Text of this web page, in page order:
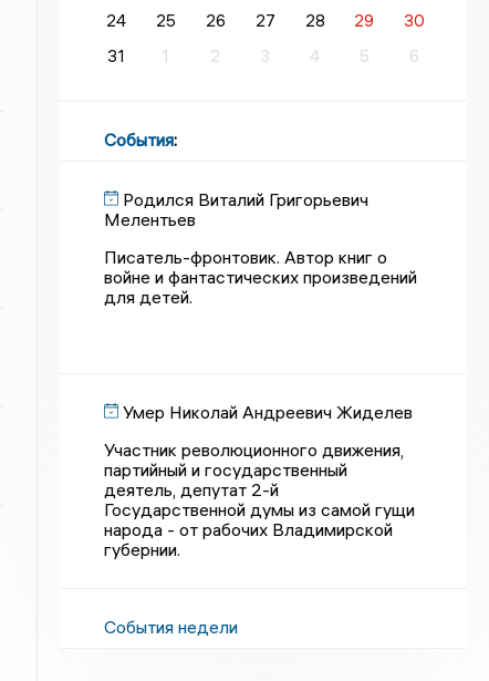
24
25 26 27 28 29
30
31
1 2 3 4 5 6
События:
Родился Виталий Григорьевич
Мелентьев
Писатель-фронтовик. Автор книг о
войне и фантастических произведений
для детей.
Умер Николай Андреевич Жиделев
Участник революционного движения,
партийный и государственный
деятель, депутат 2-й
Государственной думы из самой гущи
народа - от рабочих Владимирской
губернии.
События недели